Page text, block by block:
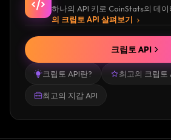
하나의 API 키로 CoinStats의 데이
의 크립토 API 살펴보기
크립토 API란? 최고의 크립토
최고의 지갑 API
크립토 API